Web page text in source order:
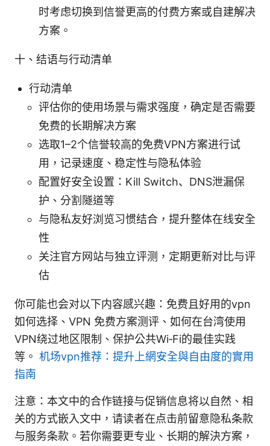
时考虑切换到信誉更高的付费方案或自建解决
方案。
十、结语与行动清单
行动清单
评估你的使用场景与需求强度，确定是否需要
免费的长期解决方案
选取1–2个信誉较高的免费VPN方案进行试
用，记录速度、稳定性与隐私体验
配置好安全设置：Kill Switch、DNS泄漏保
护、分割隧道等
与隐私友好浏览习惯结合，提升整体在线安全
性
关注官方网站与独立评测，定期更新对比与评
估
你可能也会对以下内容感兴趣：免费且好用的vpn
如何选择、VPN 免费方案测评、如何在台湾使用
VPN绕过地区限制、保护公共Wi‑Fi的最佳实践
等。 机场vpn推荐：提升上網安全與自由度的實用
指南
注意：本文中的合作链接与促销信息将以自然、相
关的方式嵌入文中，请读者在点击前留意隐私条款
与服务条款。若你需要更专业、长期的解決方案，